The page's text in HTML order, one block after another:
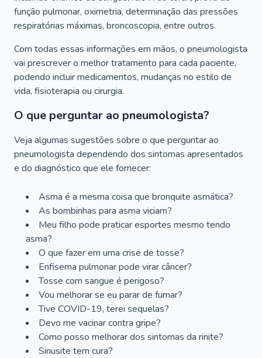
função pulmonar, oximetria, determinação das pressões
respiratórias máximas, broncoscopia, entre outros.
Com todas essas informações em mãos, o pneumologista
vai prescrever o melhor tratamento para cada paciente,
podendo incluir medicamentos, mudanças no estilo de
vida, fisioterapia ou cirurgia.
O que perguntar ao pneumologista?
Veja algumas sugestões sobre o que perguntar ao
pneumologista dependendo dos sintomas apresentados
e do diagnóstico que ele fornecer:
Asma é a mesma coisa que bronquite asmática?
As bombinhas para asma viciam?
Meu filho pode praticar esportes mesmo tendo
asma?
O que fazer em uma crise de tosse?
Enfisema pulmonar pode virar câncer?
Tosse com sangue é perigoso?
Vou melhorar se eu parar de fumar?
Tive COVID-19, terei sequelas?
Devo me vacinar contra gripe?
Como posso melhorar dos sintomas da rinite?
Sinusite tem cura?